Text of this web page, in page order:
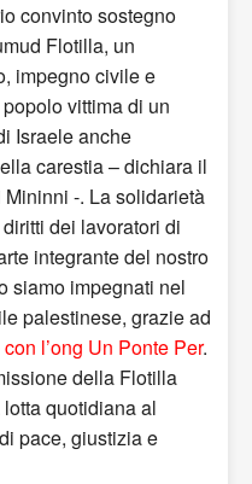
convinto sostegno
Flotilla, un
impegno civile e
vittima di un
Israele anche
carestia – dichiara il
-. La solidarietà
dei lavoratori di
integrante del nostro
siamo impegnati nel
palestinese, grazie ad
con l’ong Un Ponte Per.
della Flotilla
quotidiana al
pace, giustizia e